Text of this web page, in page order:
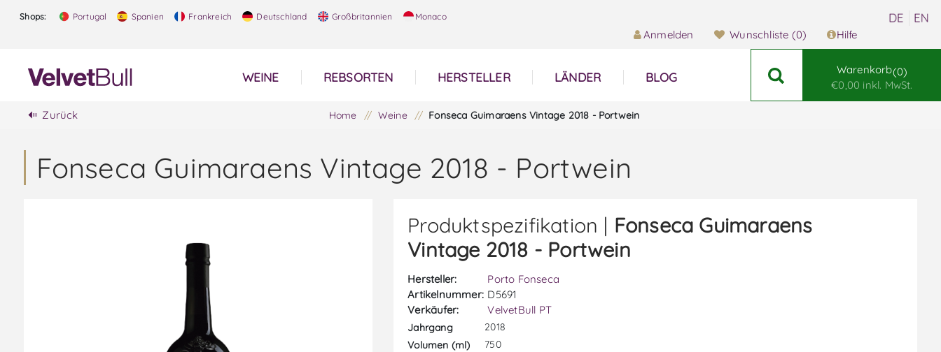
Shops: Portugal Spanien Frankreich Deutschland Großbritannien Monaco
Anmelden Wunschliste (0) Hilfe
WEINE REBSORTEN HERSTELLER LÄNDER BLOG
Warenkorb 0
€0,00 inkl. MwSt.
Zurück Home / Weine / Fonseca Guimaraens Vintage 2018 - Portwein
Fonseca Guimaraens Vintage 2018 - Portwein
Produktspezifikation | Fonseca Guimaraens
Vintage 2018 - Portwein
Hersteller:
Porto Fonseca
Artikelnummer: D5691
Verkäufer:
VelvetBull PT
Jahrgang
2018
Volumen (ml)
750